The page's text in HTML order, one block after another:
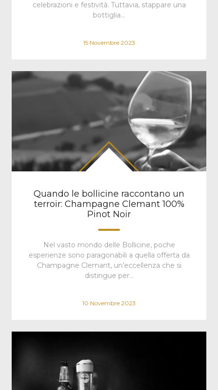
celebrazioni e festività. Tuttavia, stappare una
bottiglia…
15 Novembre 2023
Quando le bollicine raccontano un
terroir: Champagne Clemant 100%
Pinot Noir
Nel vasto mondo delle Bollicine, poche
esperienze sono paragonabili a quella offerta da
Champagne Clemant, un’eccellenza che si
distingue per…
10 Novembre 2023